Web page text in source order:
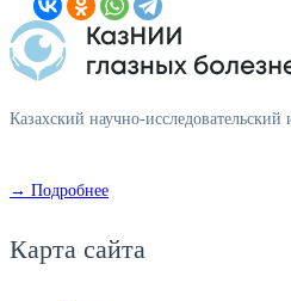
Казахский научно-исследовательский
→ Подробнее
Карта сайта